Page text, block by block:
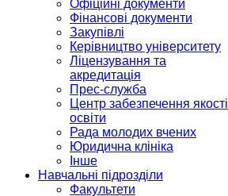
Офіційні документи
Фінансові документи
Закупівлі
Керівництво університету
Ліцензування та
акредитація
Прес-служба
Центр забезпечення якості
освіти
Рада молодих вчених
Юридична клініка
Інше
Навчальні підрозділи
Факультети